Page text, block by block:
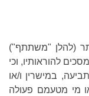
(להלן "משתתף")
להוראותיו, וכי
במישרין ו/או
או מי מטעמם פעולה